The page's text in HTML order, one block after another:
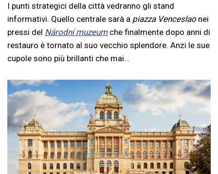
I punti strategici della città vedranno gli stand
informativi. Quello centrale sarà a piazza Venceslaonei
pressi del Národní muzeum che finalmente dopo anni di
restauro è tornato al suo vecchio splendore. Anzi le sue
cupole sono più brillanti che mai…